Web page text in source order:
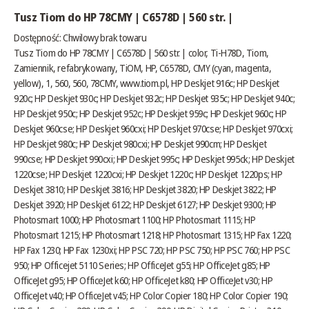
Tusz Tiom do HP 78CMY | C6578D | 560 str. |
Dostępność:Chwilowy brak towaru
Tusz Tiom do HP 78CMY | C6578D | 560 str. | color, Ti-H78D, Tiom,
Zamiennik, refabrykowany, TiOM, HP, C6578D, CMY (cyan, magenta,
yellow), 1, 560, 560, 78CMY,www.tiom.pl, HP Deskjet 916c; HP Deskjet
920c; HP Deskjet 930c; HP Deskjet 932c; HP Deskjet 935c; HP Deskjet 940c;
HP Deskjet 950c; HP Deskjet 952c; HP Deskjet 959c; HP Deskjet 960c; HP
Deskjet 960cse; HP Deskjet 960cxi; HP Deskjet 970cse; HP Deskjet 970cxi;
HP Deskjet 980c; HP Deskjet 980cxi; HP Deskjet 990cm; HP Deskjet
990cse; HP Deskjet 990cxi; HP Deskjet 995c; HP Deskjet 995ck; HP Deskjet
1220cse; HP Deskjet 1220cxi; HP Deskjet 1220c; HP Deskjet 1220ps; HP
Deskjet 3810; HP Deskjet 3816; HP Deskjet 3820; HP Deskjet 3822; HP
Deskjet 3920; HP Deskjet 6122; HP Deskjet 6127; HP Deskjet 9300; HP
Photosmart 1000; HP Photosmart 1100; HP Photosmart 1115; HP
Photosmart 1215; HP Photosmart 1218; HP Photosmart 1315; HP Fax 1220;
HP Fax 1230; HP Fax 1230xi; HP PSC 720; HP PSC 750; HP PSC 760; HP PSC
950; HP Officejet 5110 Series; HP OfficeJet g55; HP OfficeJet g85; HP
OfficeJet g95; HP OfficeJet k60; HP OfficeJet k80; HP OfficeJet v30; HP
OfficeJet v40; HP OfficeJet v45; HP Color Copier 180; HP Color Copier 190;